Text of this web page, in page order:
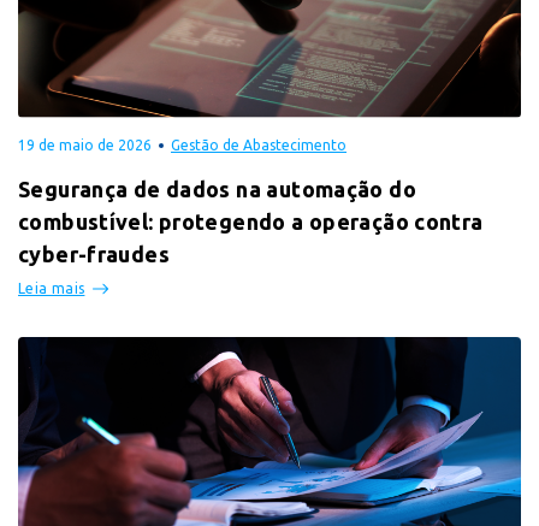
19 de maio de 2026 Gestão de Abastecimento
Segurança de dados na automação do
combustível: protegendo a operação contra
cyber-fraudes
Leia mais